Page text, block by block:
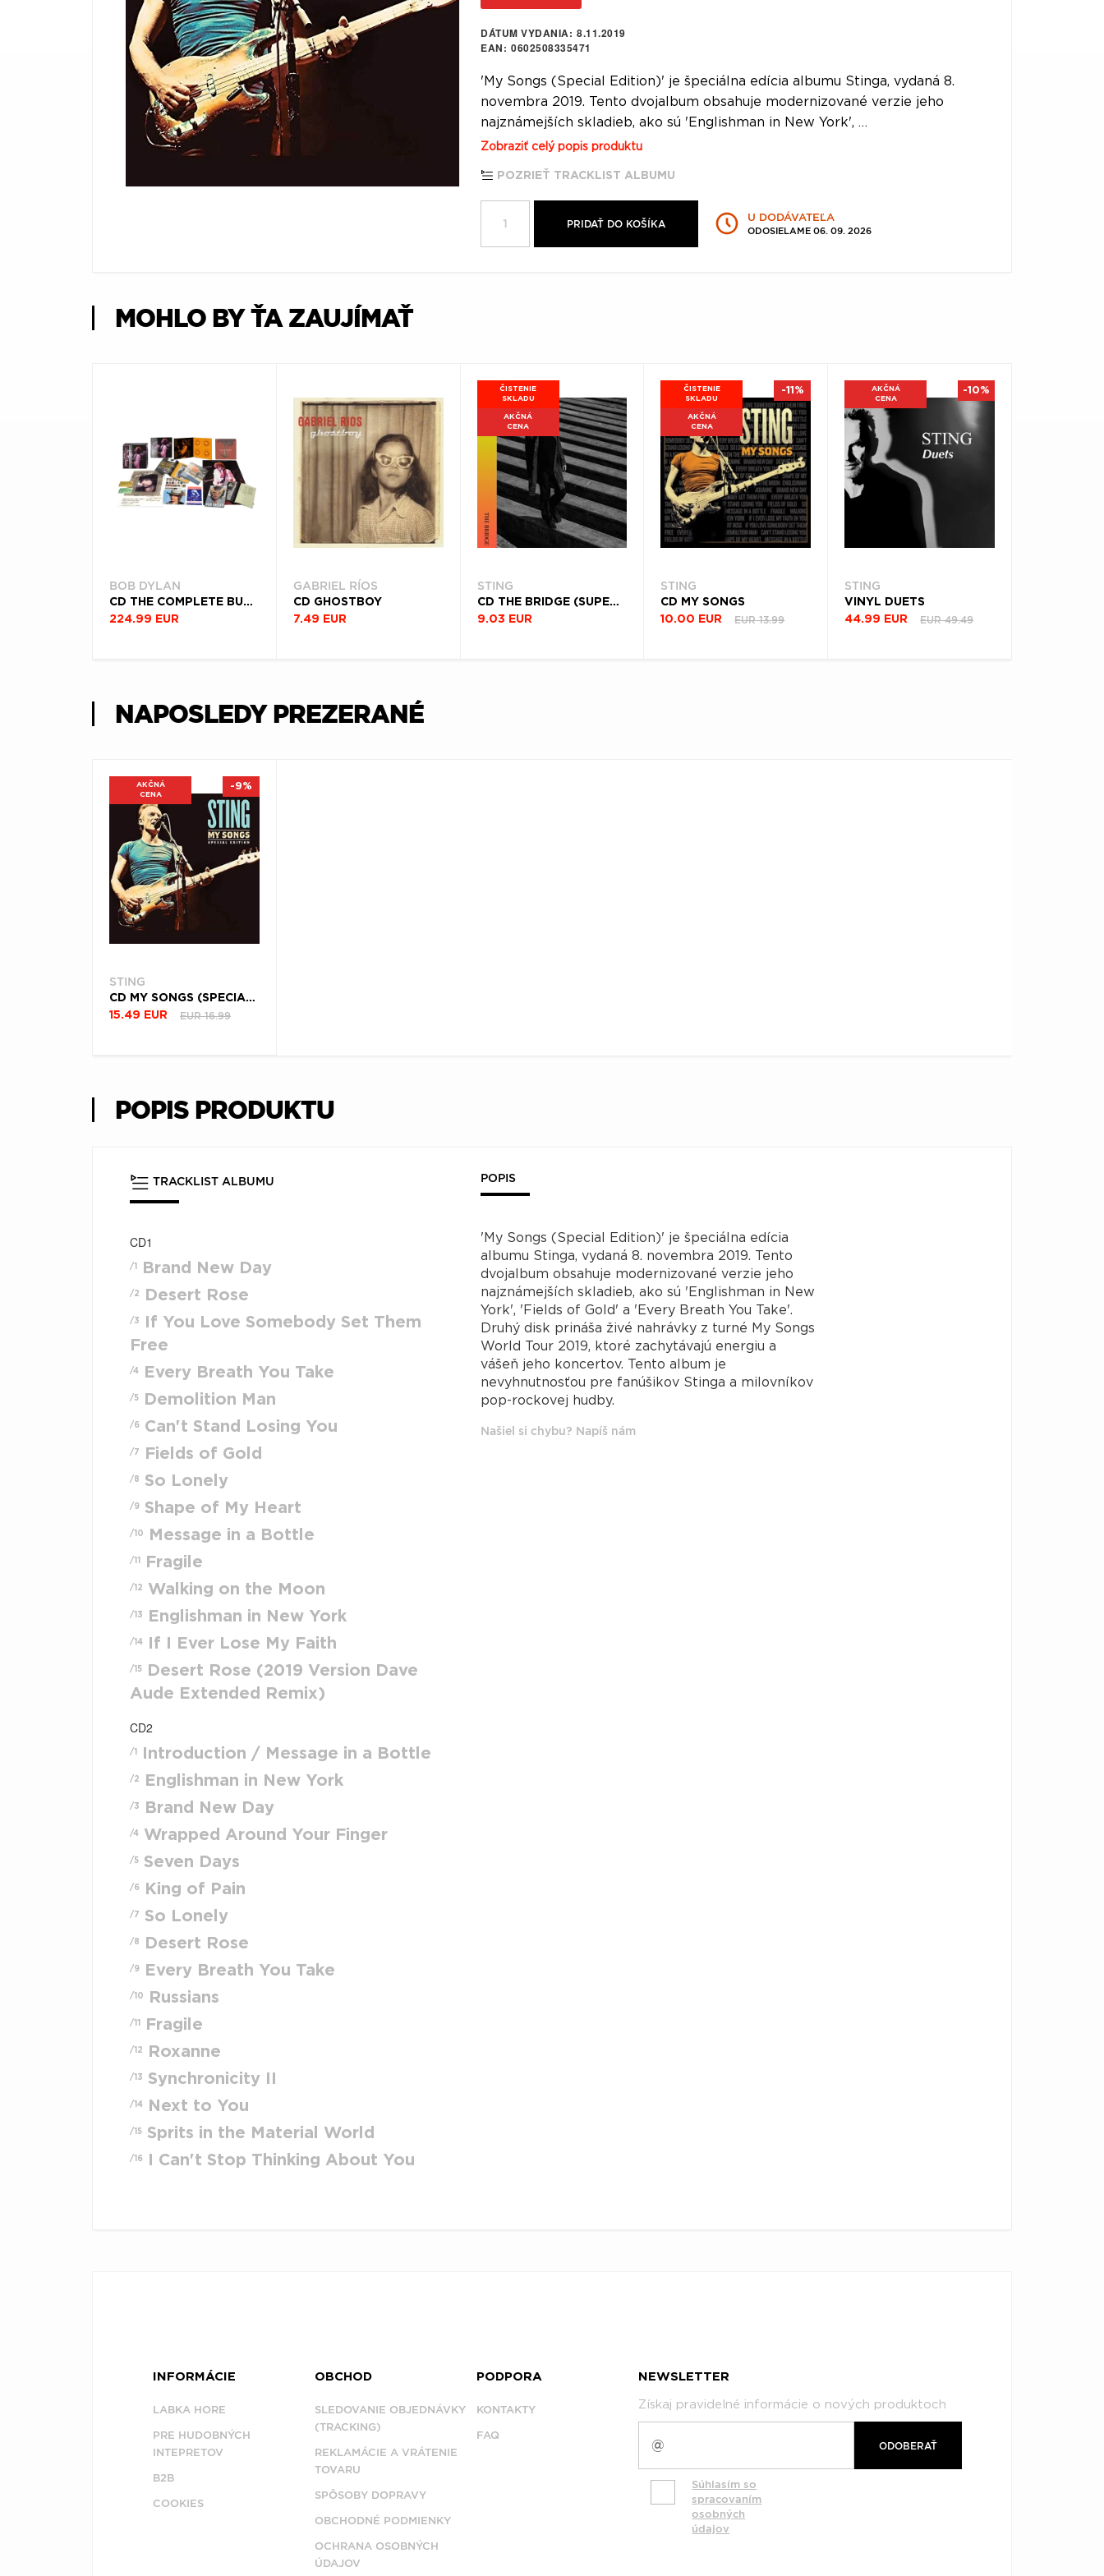
Æ
DÁTUM VYDANIA 8.11.2019
EAN
0602508335471
'My Songs (Special Edition)' je špeciálna edícia albumu Stinga, vydaná 8.
novembra 2019. Tento dvojalbum obsahuje modernizované verzie jeho
najznámejších skladieb, ako sú 'Englishman in New York', …
Zobraziť celý popis produktu
POZRIEŤ TRACKLIST ALBUMU
PRIDAŤ DO KOŠÍKA
U DODÁVATEĽA
ODOSIELAME 06. 09. 2026
MOHLO BY ŤA ZAUJÍMAŤ
BOB DYLAN
CD THE COMPLETE BUDOKAN 1978 (BOX SET)
224.99 EUR
GABRIEL RÍOS
CD GHOSTBOY
7.49 EUR
ČISTENIE
SKLADU
AKČNÁ
CENA
STING
CD THE BRIDGE (SUPER DELUXE ALBUM)
9.03 EUR
ČISTENIE
SKLADU
AKČNÁ
CENA
STING
CD MY SONGS
10.00 EUR
EUR 13.99
-11%
AKČNÁ
CENA
STING
VINYL DUETS
44.99 EUR
EUR 49.49
-10%
NAPOSLEDY PREZERANÉ
AKČNÁ
CENA
STING
CD MY SONGS (SPECIAL EDITION)
15.49 EUR
EUR 16.99
-9%
POPIS PRODUKTU
TRACKLIST ALBUMU
CD1
/1 Brand New Day
/2 Desert Rose
/3
If You Love Somebody Set Them
Free
/4 Every Breath You Take
/5 Demolition Man
/6 Can't Stand Losing You
/7 Fields of Gold
/8 So Lonely
/9 Shape of My Heart
/10 Message in a Bottle
/11 Fragile
/12 Walking on the Moon
/13 Englishman in New York
/14 If I Ever Lose My Faith
/15
Desert Rose (2019 Version Dave
Aude Extended Remix)
CD2
/1 Introduction / Message in a Bottle
/2 Englishman in New York
/3 Brand New Day
/4 Wrapped Around Your Finger
/5 Seven Days
/6 King of Pain
/7 So Lonely
/8 Desert Rose
/9 Every Breath You Take
/10 Russians
/11 Fragile
/12 Roxanne
/13 Synchronicity II
/14 Next to You
/15 Sprits in the Material World
/16 I Can't Stop Thinking About You
POPIS
'My Songs (Special Edition)' je špeciálna edícia
albumu Stinga, vydaná 8. novembra 2019. Tento
dvojalbum obsahuje modernizované verzie jeho
najznámejších skladieb, ako sú 'Englishman in New
York', 'Fields of Gold' a 'Every Breath You Take'.
Druhý disk prináša živé nahrávky z turné My Songs
World Tour 2019, ktoré zachytávajú energiu a
vášeň jeho koncertov. Tento album je
nevyhnutnosťou pre fanúšikov Stinga a milovníkov
pop-rockovej hudby.
Našiel si chybu? Napíš nám
INFORMÁCIE
LABKA HORE
PRE HUDOBNÝCH
INTEPRETOV
B2B
COOKIES
OBCHOD
SLEDOVANIE OBJEDNÁVKY
(TRACKING)
REKLAMÁCIE A VRÁTENIE
TOVARU
SPÔSOBY DOPRAVY
OBCHODNÉ PODMIENKY
OCHRANA OSOBNÝCH
ÚDAJOV
PODPORA
KONTAKTY
FAQ
NEWSLETTER
Získaj pravidelné informácie o nových produktoch
ODOBERAŤ
Súhlasím so
spracovaním
osobných
údajov